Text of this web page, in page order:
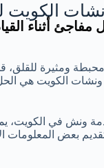
الكويت
أثناء
ومثيرة للقلق،
الكويت هي
ونش في الكويت،
بعض